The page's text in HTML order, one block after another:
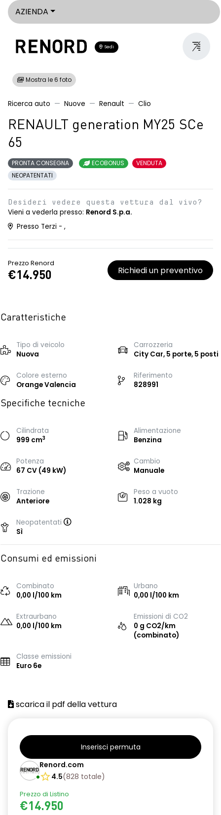
AZIENDA
Sedi
Mostra le 6 foto
Ricerca auto Nuove Renault Clio
RENAULT generation MY25 SCe
65
PRONTA CONSEGNA ECOBONUS
VENDUTA
NEOPATENTATI
Desideri vedere questa vettura dal vivo?
Vieni a vederla presso: Renord S.p.a.
Presso Terzi - ,
Prezzo Renord
€14.950 Richiedi un preventivo
Caratteristiche
Tipo di veicolo
Nuova
Carrozzeria
City Car, 5 porte, 5 posti
Colore esterno
Orange Valencia
Riferimento
828991
Specifiche tecniche
Cilindrata
999 cm3
Alimentazione
Benzina
Potenza
67 CV (49 kW)
Cambio
Manuale
Trazione
Anteriore
Peso a vuoto
1.028 kg
Neopatentati
Sì
Consumi ed emissioni
Combinato
0,00 l/100 km
Urbano
0,00 l/100 km
Extraurbano
0,00 l/100 km
Emissioni di CO2
0 g CO2/km
(combinato)
Classe emissioni
Euro 6e
scarica il pdf della vettura
Inserisci permuta
Renord.com
4.5(828 totale)
Prezzo di Listino
€14.950